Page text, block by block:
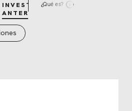
INVESTIGACIONES
ANTERIORES
¿Qué es?